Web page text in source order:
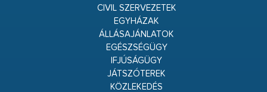
CIVIL SZERVEZETEK
EGYHÁZAK
ÁLLÁSAJÁNLATOK
EGÉSZSÉGÜGY
IFJÚSÁGÜGY
JÁTSZÓTEREK
KÖZLEKEDÉS